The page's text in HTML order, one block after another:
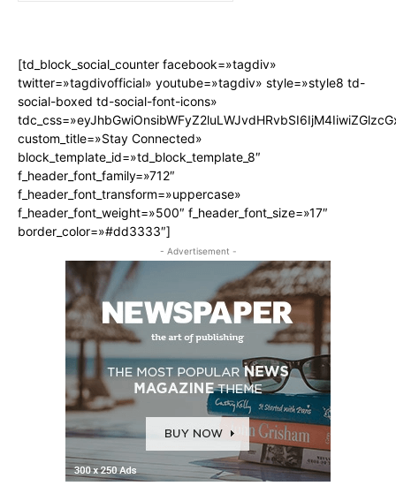
[td_block_social_counter facebook=»tagdiv»
twitter=»tagdivofficial» youtube=»tagdiv» style=»style8 td-
social-boxed td-social-font-icons»
custom_title=»Stay Connected»
block_template_id=»td_block_template_8″
f_header_font_family=»712″
f_header_font_transform=»uppercase»
f_header_font_weight=»500″ f_header_font_size=»17″
border_color=»#dd3333″]
- Advertisement -